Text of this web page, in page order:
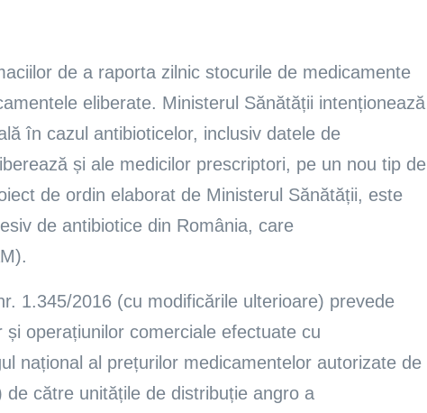
de a raporta zilnic stocurile de medicamente
eliberate. Ministerul Sănătății intenționează
în cazul antibioticelor, inclusiv datele de
și ale medicilor prescriptori, pe un nou tip de
de ordin elaborat de Ministerul Sănătății, este
de antibiotice din România, care
1.345/2016 (cu modificările ulterioare) prevede
operațiunilor comerciale efectuate cu
național al prețurilor medicamentelor autorizate de
către unitățile de distribuție angro a